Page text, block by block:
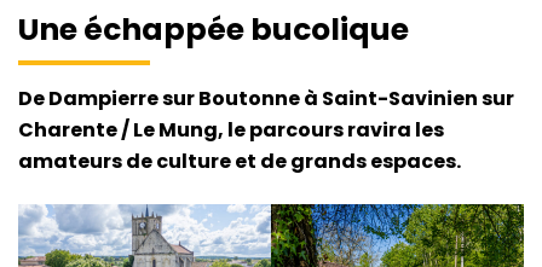
Une échappée bucolique
De Dampierre sur Boutonne à Saint-Savinien sur
Charente / Le Mung, le parcours ravira les
amateurs de culture et de grands espaces.